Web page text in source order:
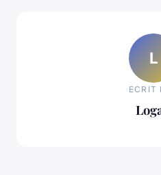
L
ECRIT